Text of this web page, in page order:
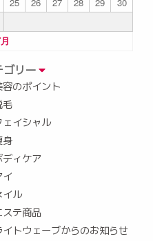
ゴリー
容のポイント
毛
ェイシャル
身
ディケア
イ
イル
ステ商品
イトウェーブからのお知らせ